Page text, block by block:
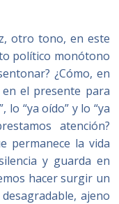
otro tono, en este
político monótono
¿Cómo, en
el presente para
lo “ya oído” y lo “ya
atención?
permanece la vida
y guarda en
hacer surgir un
ajeno